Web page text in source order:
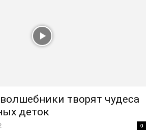
творят чудеса
деток
0